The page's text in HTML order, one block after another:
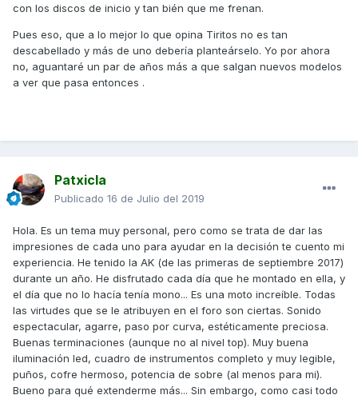
con los discos de inicio y tan bién que me frenan.
Pues eso, que a lo mejor lo que opina Tiritos no es tan
descabellado y más de uno debería planteárselo. Yo por ahora
no, aguantaré un par de años más a que salgan nuevos modelos
a ver que pasa entonces .
Patxicla
Publicado 16 de Julio del 2019
Hola. Es un tema muy personal, pero como se trata de dar las
impresiones de cada uno para ayudar en la decisión te cuento mi
experiencia. He tenido la AK (de las primeras de septiembre 2017)
durante un año. He disfrutado cada día que he montado en ella, y
el día que no lo hacía tenía mono... Es una moto increíble. Todas
las virtudes que se le atribuyen en el foro son ciertas. Sonido
espectacular, agarre, paso por curva, estéticamente preciosa.
Buenas terminaciones (aunque no al nivel top). Muy buena
iluminación led, cuadro de instrumentos completo y muy legible,
puños, cofre hermoso, potencia de sobre (al menos para mi).
Bueno para qué extenderme más... Sin embargo, como casi todo